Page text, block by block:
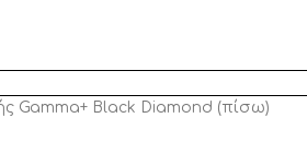
Gamma+ Black Diamond (πίσω)